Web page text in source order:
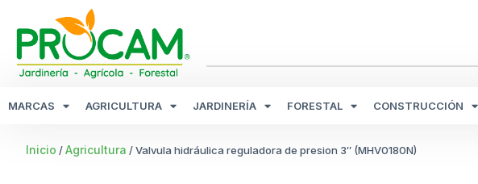
MARCAS AGRICULTURA JARDINERÍA FORESTAL CONSTRUCCIÓN
Inicio /Agricultura / Valvula hidráulica reguladora de presion 3″ (MHV0180N)